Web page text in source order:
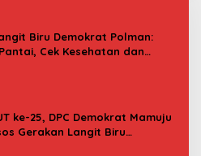
Biru Demokrat Polman:
Cek Kesehatan dan
ke-25, DPC Demokrat Mamuju
Gerakan Langit Biru